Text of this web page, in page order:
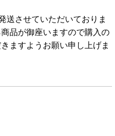
送させていただいておりま
品が御座いますので購入の
ますようお願い申し上げま